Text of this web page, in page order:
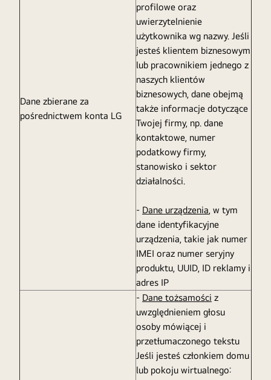
Dane zbierane za
pośrednictwem konta LG
profilowe oraz
uwierzytelnienie
użytkownika wg nazwy. Jeśli
jesteś klientem biznesowym
lub pracownikiem jednego z
naszych klientów
biznesowych, dane obejmą
także informacje dotyczące
Twojej firmy, np. dane
kontaktowe, numer
podatkowy firmy,
stanowisko i sektor
działalności.
- Dane urządzenia, w tym
dane identyfikacyjne
urządzenia, takie jak numer
IMEI oraz numer seryjny
produktu, UUID, ID reklamy i
adres IP
- Dane tożsamości z
uwzględnieniem głosu
osoby mówiącej i
przetłumaczonego tekstu
Jeśli jesteś członkiem domu
lub pokoju wirtualnego: